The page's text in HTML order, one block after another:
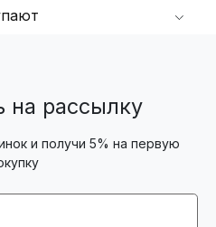
на рассылку
и получи 5% на первую